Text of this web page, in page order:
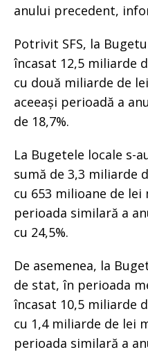
anului precedent,
Potrivit SFS, la
încasat 12,5 miliarde
cu două miliarde de
aceeași perioadă a
de 18,7%.
La Bugetele locale s-
sumă de 3,3 miliarde
cu 653 milioane de
perioada similară a
cu 24,5%.
De asemenea, la
de stat, în perioada
încasat 10,5 miliarde
cu 1,4 miliarde de lei
perioada similară a